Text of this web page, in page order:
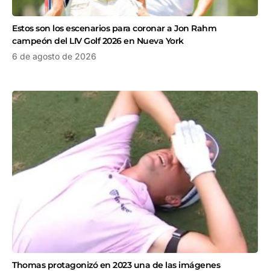
Estos son los escenarios para coronar a Jon Rahm
campeón del LIV Golf 2026 en Nueva York
6 de agosto de 2026
Thomas protagonizó en 2023 una de las imágenes